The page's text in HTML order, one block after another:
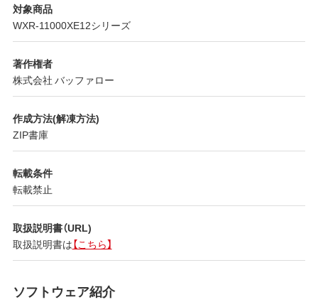
対象商品
WXR-11000XE12シリーズ
著作権者
株式会社 バッファロー
作成方法(解凍方法)
ZIP書庫
転載条件
転載禁止
取扱説明書（URL)
取扱説明書は【こちら】
ソフトウェア紹介